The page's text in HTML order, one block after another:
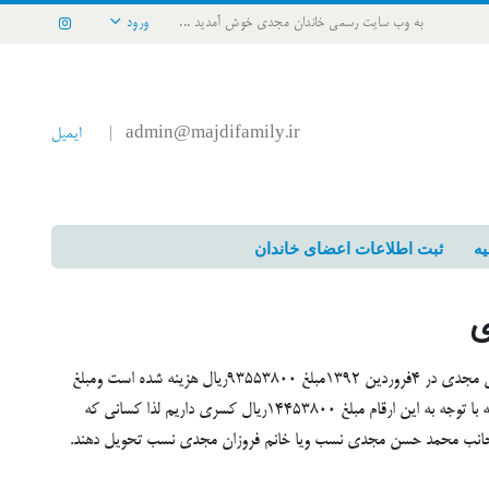
به وب سایت رسمی خاندان مجدی خوش آمدید ... ورود
admin@majdifamily.ir ایمیل
ثبت اطلاعات اعضای خاندان
به اطلاع خاندان عزیزم میرسانم جهت برگزاری همایش خاندان مجدی در 4فروردین 1392مبلغ 93553800ریال هزینه شده است ومبلغ
79100000ریال از خاندان محترم مجدی اخذ گردیده است که با توجه به این ارقام مبلغ 14453800ریال کسری داریم لذا کسانی که
محمد حسن مجدی نسب ویا خانم فروزان مجدی نسب تحویل دهند.